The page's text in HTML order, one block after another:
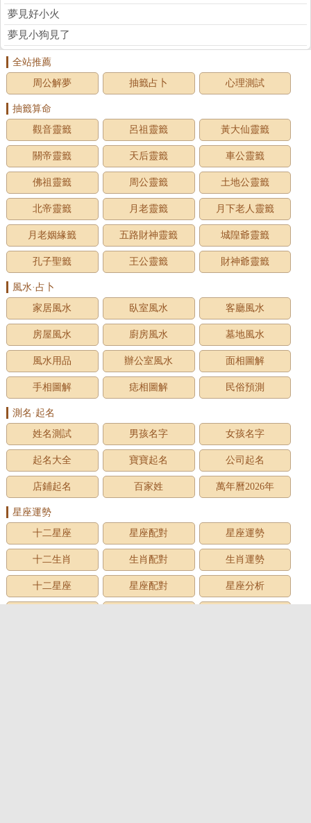
夢見好小火
夢見小狗見了
全站推薦
周公解夢
抽籤占卜 心理測試
抽籤算命
觀音靈籤
呂祖靈籤 黃大仙靈籤
關帝靈籤 天后靈籤 車公靈籤
佛祖靈籤 周公靈籤 土地公靈籤
北帝靈籤 月老靈籤 月下老人靈籤
月老姻緣籤 五路財神靈籤 城隍爺靈籤
孔子聖籤 王公靈籤 財神爺靈籤
風水·占卜
家居風水
臥室風水 客廳風水
房屋風水 廚房風水 墓地風水
風水用品 辦公室風水 面相圖解
手相圖解 痣相圖解 民俗預測
測名·起名
姓名測試
男孩名字 女孩名字
起名大全 寶寶起名 公司起名
店鋪起名 百家姓 萬年曆2026年
星座運勢
十二星座
星座配對 星座運勢
十二生肖 生肖配對 生肖運勢
十二星座 星座配對 星座分析